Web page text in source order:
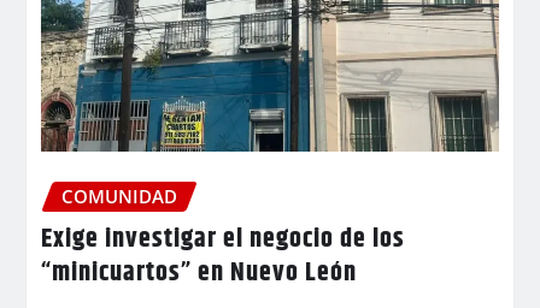
COMUNIDAD
Exige investigar el negocio de los
“minicuartos” en Nuevo León